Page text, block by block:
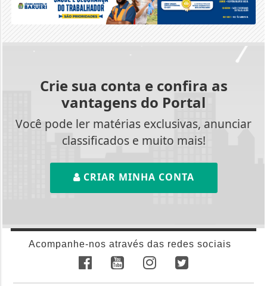
Crie sua conta e confira as
vantagens do Portal
Você pode ler matérias exclusivas, anunciar
classificados e muito mais!
CRIAR MINHA CONTA
Acompanhe-nos através das redes sociais